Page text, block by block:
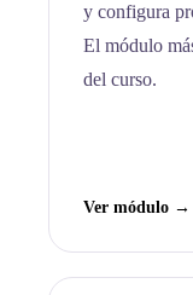
y configura
El módulo
del curso.
Ver módulo →